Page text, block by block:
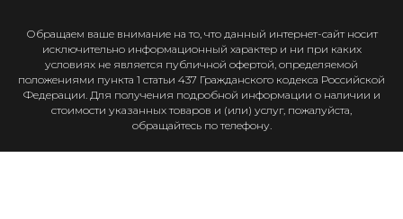
Обращаем ваше внимание на то, что данный интернет-сайт носит
исключительно информационный характер и ни при каких
условиях не является публичной офертой, определяемой
положениями пункта 1 статьи 437 Гражданского кодекса Российской
Федерации. Для получения подробной информации о наличии и
стоимости указанных товаров и (или) услуг, пожалуйста,
обращайтесь по телефону.